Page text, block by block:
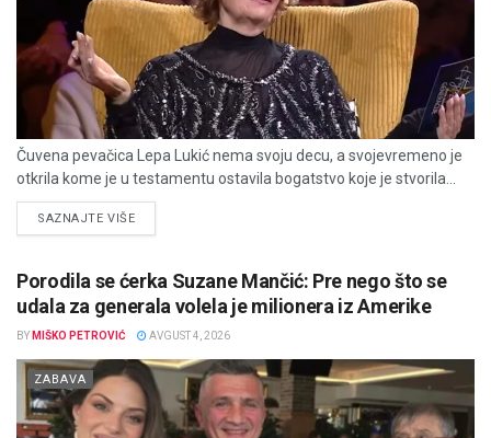
Čuvena pevačica Lepa Lukić nema svoju decu, a svojevremeno je
otkrila kome je u testamentu ostavila bogatstvo koje je stvorila...
SAZNAJTE VIŠEDETAILS
Porodila se ćerka Suzane Mančić: Pre nego što se
udala za generala volela je milionera iz Amerike
BY MIŠKO PETROVIĆ AVGUST 4, 2026
ZABAVA